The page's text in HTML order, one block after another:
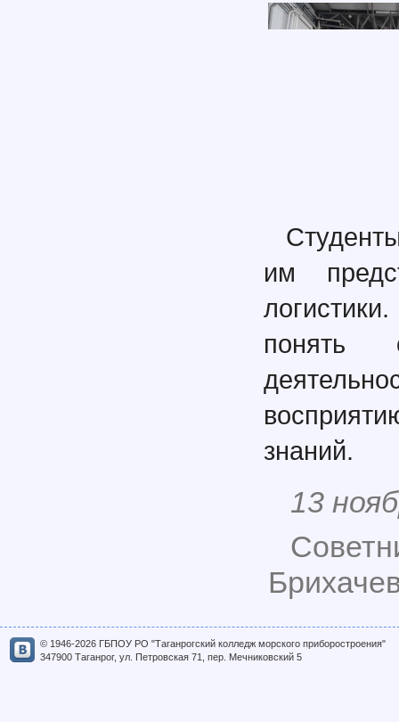
им
понять
знаний.
13
© 1946-2026 ГБПОУ РО "Таганрогский колледж морского приборостроения"
347900 Таганрог, ул. Петровская 71, пер. Мечниковский 5